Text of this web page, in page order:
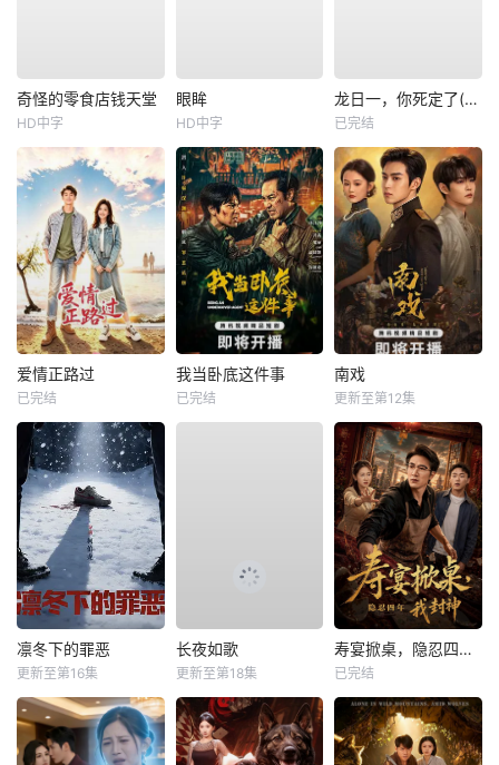
奇怪的零食店钱天堂
HD中字
眼眸
HD中字
龙日一，你死定了(短剧)
已完结
爱情正路过
已完结
我当卧底这件事
已完结
南戏
更新至第12集
凛冬下的罪恶
更新至第16集
长夜如歌
更新至第18集
寿宴掀桌，隐忍四年我封神
已完结